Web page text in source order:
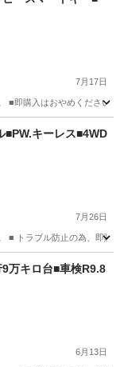
7月17日
■即購入はおやめくださ
■PW.キーレス■4WD
7月26日
■ トラブル防止の為、即
万キロ台■車検R9.8
6月13日